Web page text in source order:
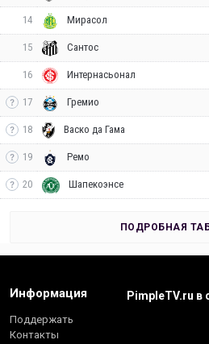
14 Мирасол
15 Сантос
16 Интернасьонал
17 Гремио
18 Васко да Гама
19 Ремо
20 Шапекоэнсе
ПОДРОБНАЯ
Информация
Поддержать
Контакты
PimpleTV.ru в